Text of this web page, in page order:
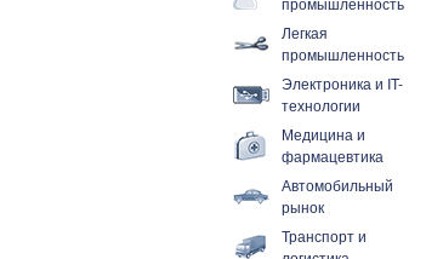
Легкая
промышленность
Электроника и IT-
технологии
Медицина и
фармацевтика
Автомобильный
рынок
Транспорт и